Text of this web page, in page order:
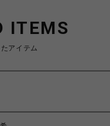
ITEMS
アイテム